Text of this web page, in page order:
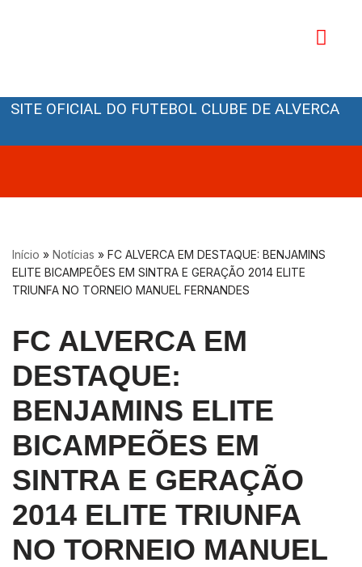
conteúdo
SITE OFICIAL DO FUTEBOL CLUBE DE ALVERCA
Início » Notícias » FC ALVERCA EM DESTAQUE: BENJAMINS
ELITE BICAMPEÕES EM SINTRA E GERAÇÃO 2014 ELITE
TRIUNFA NO TORNEIO MANUEL FERNANDES
FC ALVERCA EM
DESTAQUE:
BENJAMINS ELITE
BICAMPEÕES EM
SINTRA E GERAÇÃO
2014 ELITE TRIUNFA
NO TORNEIO MANUEL